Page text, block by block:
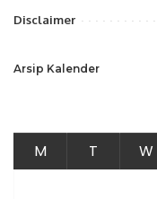
Disclaimer
Arsip Kalender
M T W